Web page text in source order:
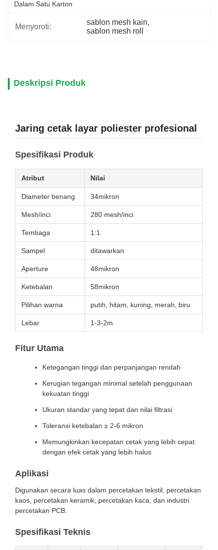
Dalam Satu Karton
Menyoroti:
sablon mesh kain,
sablon mesh roll
Deskripsi Produk
Jaring cetak layar poliester profesional
Spesifikasi Produk
Atribut Nilai
Diameter benang 34mikron
Mesh/inci 280 mesh/inci
Tembaga 1:1
Sampel ditawarkan
Aperture 48mikron
Ketebalan 58mikron
Pilihan warna putih, hitam, kuning, merah, biru
Lebar 1-3-2m
Fitur Utama
Ketegangan tinggi dan perpanjangan rendah
Kerugian tegangan minimal setelah penggunaan
kekuatan tinggi
Ukuran standar yang tepat dan nilai filtrasi
Toleransi ketebalan ± 2-6 mikron
Memungkinkan kecepatan cetak yang lebih cepat
dengan efek cetak yang lebih halus
Aplikasi
Digunakan secara luas dalam percetakan tekstil, percetakan
kaos, percetakan keramik, percetakan kaca, dan industri
percetakan PCB.
Spesifikasi Teknis